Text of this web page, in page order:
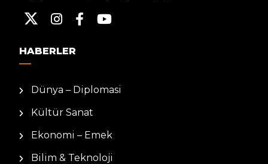
HABERLER
Dünya – Diplomasi
Kültür Sanat
Ekonomi – Emek
Bilim & Teknoloji